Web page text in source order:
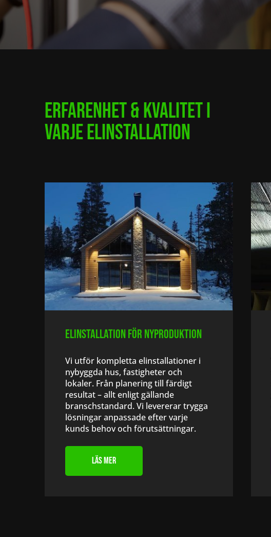
Erfarenhet & kvalitet i
varje elinstallation
Elinstallation för nyproduktion
Vi utför kompletta elinstallationer i
nybyggda hus, fastigheter och
lokaler. Från planering till färdigt
resultat – allt enligt gällande
branschstandard. Vi levererar trygga
lösningar anpassade efter varje
kunds behov och förutsättningar.
Läs Mer